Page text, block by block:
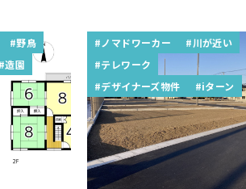
#野鳥
#造園
#ノマドワーカー
#川が近い
#テレワーク
#デザイナーズ物件
#iターン